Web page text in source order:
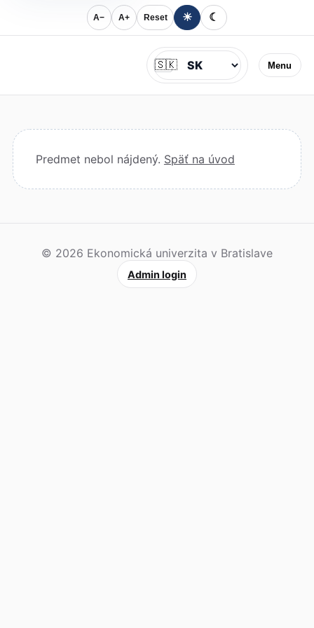
A− A+ Reset ☀ ☾
Menu
Jazyk
🇸🇰
Predmet nebol nájdený. Späť na úvod
© 2026 Ekonomická univerzita v Bratislave
Admin login